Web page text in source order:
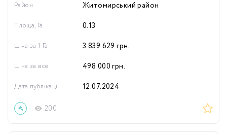
Район Житомирський район
Площа, Га 0.13
Ціна за 1 Га 3 839 629 грн.
Ціна за все 498 000 грн.
200
Дата публікації 12.07.2024